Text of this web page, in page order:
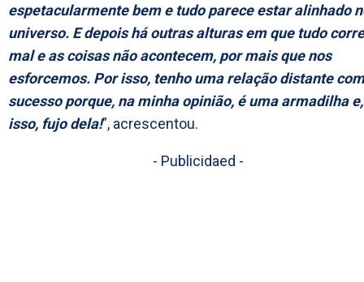
espetacularmente bem e tudo parece estar alinhado
universo. E depois há outras alturas em que tudo corre
mal e as coisas não acontecem, por mais que nos
esforcemos. Por isso, tenho uma relação distante
sucesso porque, na minha opinião, é uma armadilha
isso, fujo dela!”, acrescentou.
- Publicidaed -